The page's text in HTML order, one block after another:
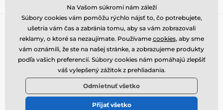
Možnosť okamžitého zavesenia (závesy sú
umiestnené na zadnej strane).
Balené do 5vl lepenkovej krabici.
Informácie o nákupe
Obchodné a reklamačné
podmienky
Ochrana osobných údajov
Doprava a platba
Ako vrátiť tovar
Užitočné informácie
Často kladené otázky
Magazín
Kontakty
Na Vašom súkromí nám záleží
Súbory cookies vám pomôžu rýchlo nájsť to, čo potrebujete,
ušetria vám čas a zabránia tomu, aby sa vám zobrazovali
reklamy, o ktoré sa nezaujímate. Používame cookies, aby sme
vám oznámili, že ste na našej stránke, a zobrazujeme produkty
podľa vašich preferencií. Súbory cookies nám pomáhajú zlepšiť
váš vylepšený zážitok z prehliadania.
Odmietnuť všetko
Přijať všetko